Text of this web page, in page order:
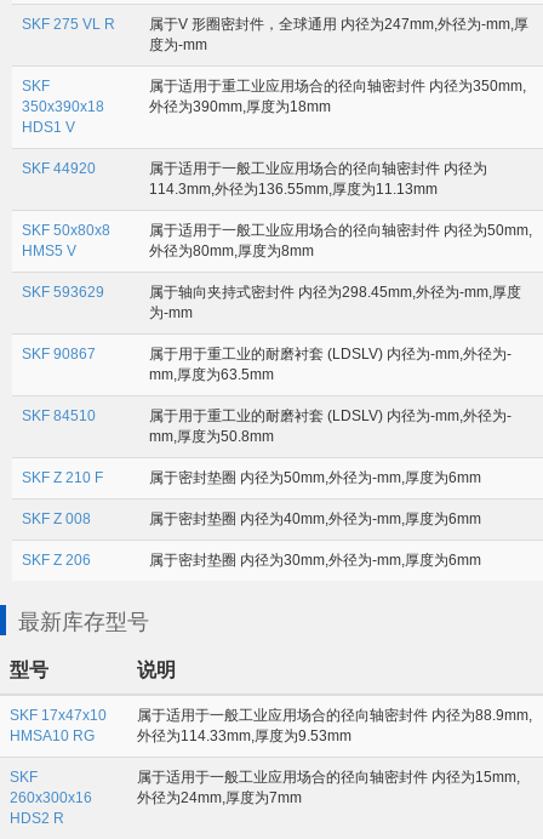
SKF 275 VL R
属于V 形圈密封件，全球通用 内径为247mm,外径为-mm,厚
度为-mm
SKF
350x390x18
HDS1 V
属于适用于重工业应用场合的径向轴密封件 内径为350mm,
外径为390mm,厚度为18mm
SKF 44920
属于适用于一般工业应用场合的径向轴密封件 内径为
114.3mm,外径为136.55mm,厚度为11.13mm
SKF 50x80x8
HMS5 V
属于适用于一般工业应用场合的径向轴密封件 内径为50mm,
外径为80mm,厚度为8mm
SKF 593629
属于轴向夹持式密封件 内径为298.45mm,外径为-mm,厚度
为-mm
SKF 90867
属于用于重工业的耐磨衬套 (LDSLV) 内径为-mm,外径为-
mm,厚度为63.5mm
SKF 84510
属于用于重工业的耐磨衬套 (LDSLV) 内径为-mm,外径为-
mm,厚度为50.8mm
SKF Z 210 F 属于密封垫圈 内径为50mm,外径为-mm,厚度为6mm
SKF Z 008 属于密封垫圈 内径为40mm,外径为-mm,厚度为6mm
SKF Z 206 属于密封垫圈 内径为30mm,外径为-mm,厚度为6mm
最新库存型号
型号 说明
SKF 17x47x10
HMSA10 RG
属于适用于一般工业应用场合的径向轴密封件 内径为88.9mm,
外径为114.33mm,厚度为9.53mm
SKF
260x300x16
HDS2 R
属于适用于一般工业应用场合的径向轴密封件 内径为15mm,
外径为24mm,厚度为7mm